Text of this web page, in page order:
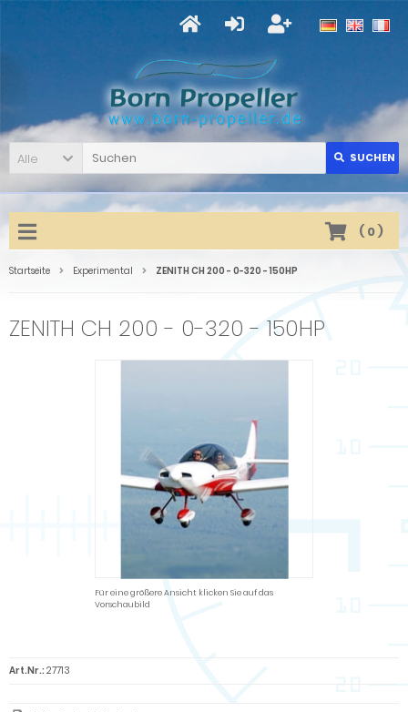
Alle SUCHEN
( 0)
Startseite Experimental ZENITH CH 200 - 0-320 - 150HP
ZENITH CH 200 - 0-320 - 150HP
Für eine größere Ansicht klicken Sie auf das
Vorschaubild
Art.Nr.: 27713